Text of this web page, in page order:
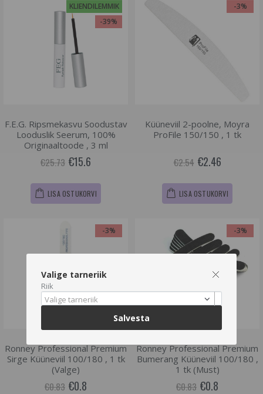
KLIENDILEMMIK
-39%
F.E.G. Ripsmekasvu Soodustav
Looduslik Seerum, 100%
Originaaltoode , 3 ml
€25.73 €15.6
LISA OSTUKORVI
-3%
Küüneviil 2-poolne, Moyra
ProFile 150/150 , 1 tk
€2.54 €2.46
LISA OSTUKORVI
-3%
Ronney Professional Premium
Sirge Küüneviil 100/180 , 1 tk
(Valge)
€0.83 €0.8
-3%
Ronney Professional Premium
Bumerang Küüneviil 100/180 ,
1 tk (Must)
€0.83 €0.8
Valige tarneriik
Riik
Valige tarneriik
Salvesta